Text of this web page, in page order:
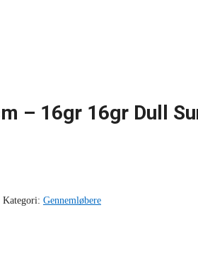
– 16gr 16gr Dull
Kategori: Gennemløbere